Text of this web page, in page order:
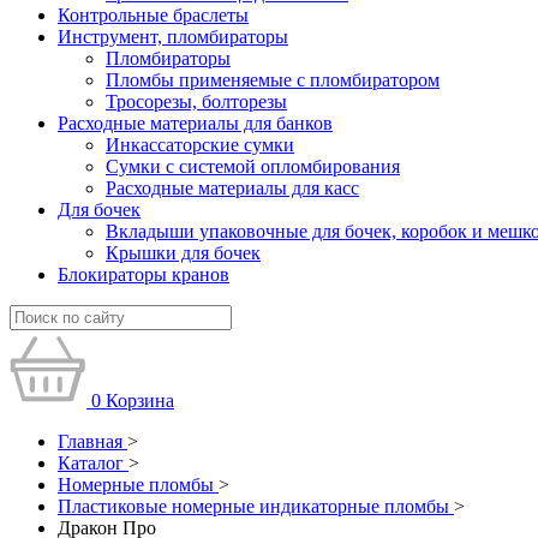
Контрольные браслеты
Инструмент, пломбираторы
Пломбираторы
Пломбы применяемые с пломбиратором
Тросорезы, болторезы
Расходные материалы для банков
Инкассаторские сумки
Сумки с системой опломбирования
Расходные материалы для касс
Для бочек
Вкладыши упаковочные для бочек, коробок и
Крышки для бочек
Блокираторы кранов
0 Корзина
Главная >
Каталог >
Номерные пломбы >
Пластиковые номерные индикаторные пломбы >
Дракон Про